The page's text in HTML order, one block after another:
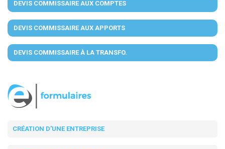
DEVIS COMMISSAIRE AUX COMPTES
DEVIS COMMISSAIRE AUX APPORTS
DEVIS COMMISSAIRE À LA TRANSFO.
CRÉATION D'UNE ENTREPRISE